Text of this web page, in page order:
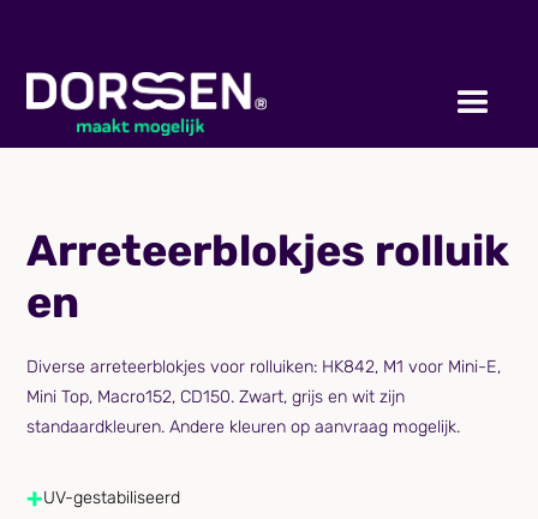
Arreteerblokjes rolluik
en
Diverse arreteerblokjes voor rolluiken: HK842, M1 voor Mini-E,
Mini Top, Macro152, CD150. Zwart, grijs en wit zijn
standaardkleuren. Andere kleuren op aanvraag mogelijk.
+UV-gestabiliseerd